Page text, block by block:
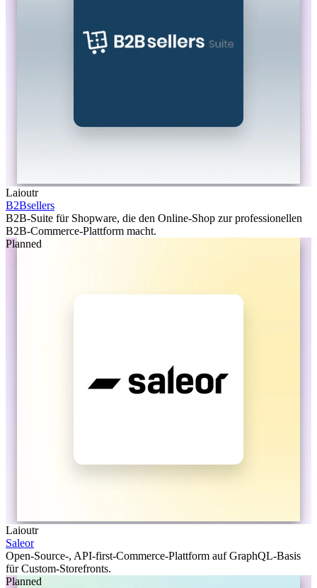
Laioutr
B2Bsellers
B2B-Suite für Shopware, die den Online-Shop zur professionellen
B2B-Commerce-Plattform macht.
Planned
Laioutr
Saleor
Open-Source-, API-first-Commerce-Plattform auf GraphQL-Basis
für Custom-Storefronts.
Planned